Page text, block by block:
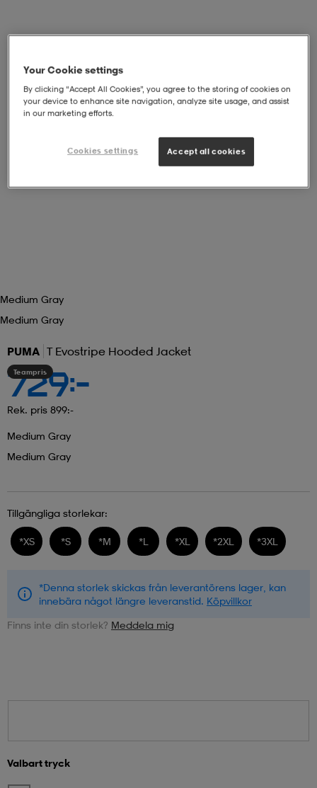
Medium Gray
Medium Gray
PUMA T Evostripe Hooded Jacket
Teampris
729:-
Rek. pris 899:-
Medium Gray
Medium Gray
Tillgängliga storlekar:
*XS *S *M *L *XL *2XL *3XL
*Denna storlek skickas från leverantörens lager, kan
innebära något längre leveranstid. Köpvillkor
Finns inte din storlek? Meddela mig
Valbart tryck
Your Cookie settings
By clicking “Accept All Cookies”, you agree to the storing of cookies on
your device to enhance site navigation, analyze site usage, and assist
in our marketing efforts.
Cookies settings Accept all cookies